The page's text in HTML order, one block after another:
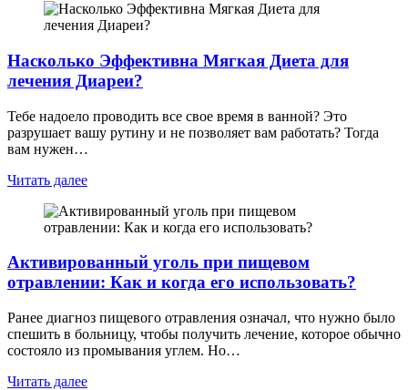
Насколько Эффективна Мягкая Диета для
лечения Диареи?
Тебе надоело проводить все свое время в ванной? Это
разрушает вашу рутину и не позволяет вам работать? Тогда
вам нужен…
Читать далее
Активированный уголь при пищевом
отравлении: Как и когда его использовать?
Ранее диагноз пищевого отравления означал, что нужно было
спешить в больницу, чтобы получить лечение, которое обычно
состояло из промывания углем. Но…
Читать далее